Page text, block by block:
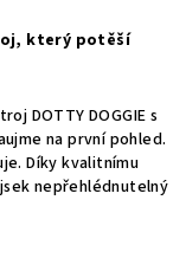
který potěší
DOTTY DOGGIE s
na první pohled.
Díky kvalitnímu
nepřehlédnutelný